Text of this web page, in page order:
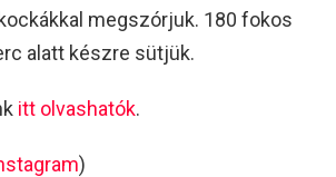
megszórjuk. 180 fokos
alatt készre sütjük.
itt olvashatók.
)